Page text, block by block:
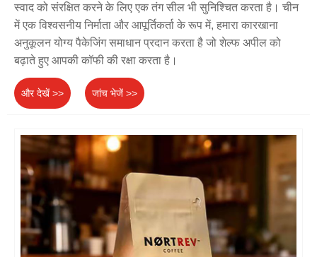
स्वाद को संरक्षित करने के लिए एक तंग सील भी सुनिश्चित करता है। चीन
में एक विश्वसनीय निर्माता और आपूर्तिकर्ता के रूप में, हमारा कारखाना
अनुकूलन योग्य पैकेजिंग समाधान प्रदान करता है जो शेल्फ अपील को
बढ़ाते हुए आपकी कॉफी की रक्षा करता है।
और देखें >> जांच भेजें >>